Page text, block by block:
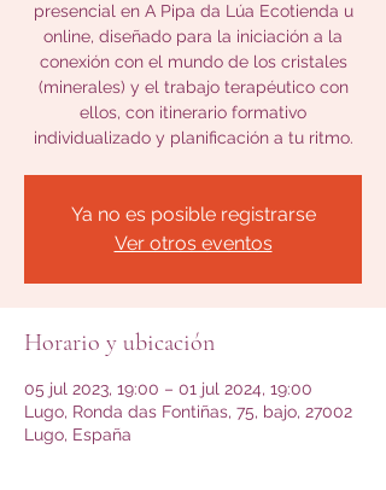
presencial en A Pipa da Lúa Ecotienda u
online, diseñado para la iniciación a la
conexión con el mundo de los cristales
(minerales) y el trabajo terapéutico con
ellos, con itinerario formativo
individualizado y planificación a tu ritmo.
Ya no es posible registrarse
Ver otros eventos
Horario y ubicación
05 jul 2023, 19:00 – 01 jul 2024, 19:00
Lugo, Ronda das Fontiñas, 75, bajo, 27002
Lugo, España